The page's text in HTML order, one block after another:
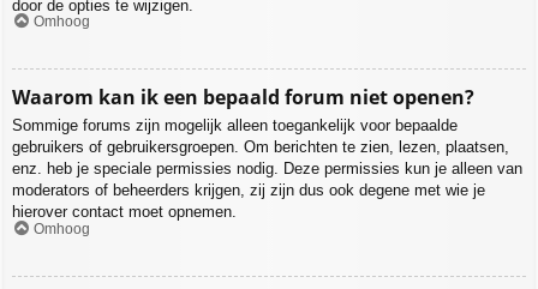
door de opties te wijzigen.
Omhoog
Waarom kan ik een bepaald forum niet openen?
Sommige forums zijn mogelijk alleen toegankelijk voor bepaalde
gebruikers of gebruikersgroepen. Om berichten te zien, lezen, plaatsen,
enz. heb je speciale permissies nodig. Deze permissies kun je alleen van
moderators of beheerders krijgen, zij zijn dus ook degene met wie je
hierover contact moet opnemen.
Omhoog